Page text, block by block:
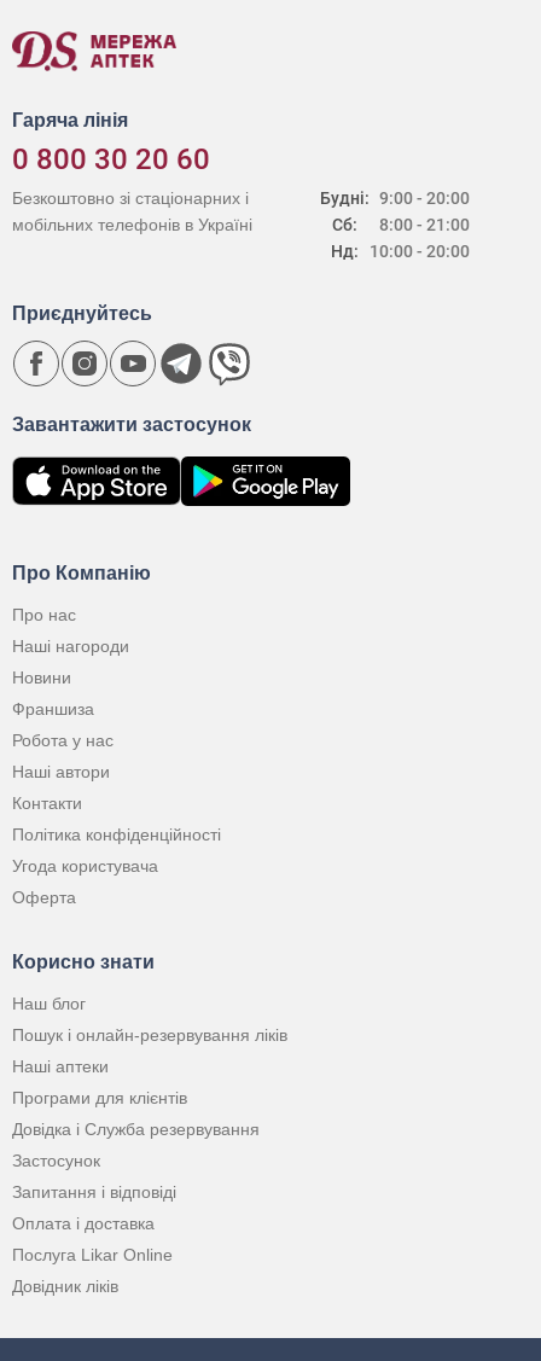
Гаряча лінія
0 800 30 20 60
Будні:
Сб:
Нд:
9:00 - 20:00
8:00 - 21:00
10:00 - 20:00
Безкоштовно зі стаціонарних і
мобільних телефонів в Україні
Про Компанію
Про нас
Наші нагороди
Новини
Франшиза
Робота у нас
Наші автори
Контакти
Політика конфіденційності
Угода користувача
Оферта
Корисно знати
Наш блог
Пошук і онлайн-резервування ліків
Наші аптеки
Програми для клієнтів
Довідка і Служба резервування
Застосунок
Запитання і відповіді
Оплата і доставка
Послуга Likar Online
Довідник ліків
Завантажити застосунок
Приєднуйтесь